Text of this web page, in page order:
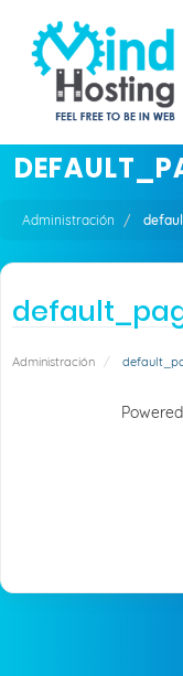
Administración
Administración